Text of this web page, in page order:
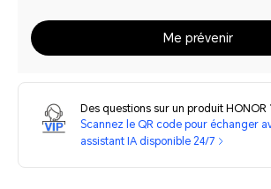
Me prévenir
Des questions sur un produit HONOR
Scannez le QR code pour échanger
assistant IA disponible 24/7